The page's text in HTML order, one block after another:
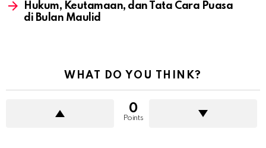
Hukum, Keutamaan, dan Tata Cara Puasa
di Bulan Maulid
WHAT DO YOU THINK?
0
Points